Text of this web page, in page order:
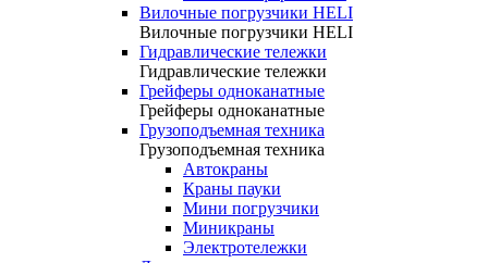
Вилочные погрузчики HELI
Вилочные погрузчики HELI
Гидравлические тележки
Гидравлические тележки
Грейферы одноканатные
Грейферы одноканатные
Грузоподъемная техника
Грузоподъемная техника
Автокраны
Краны пауки
Мини погрузчики
Миникраны
Электротележки